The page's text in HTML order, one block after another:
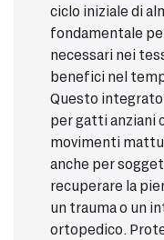
ciclo iniziale di
fondamentale
necessari nei
benefici nel
Questo
per gatti anziani
movimenti
anche per
recuperare la
un trauma o un
ortopedico.